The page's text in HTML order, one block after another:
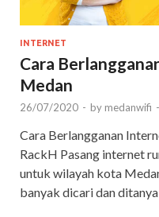
INTERNET
Cara
Medan
26/07/2020 - by medanwifi -
Cara Berlangganan
RackH Pasang internet
untuk wilayah kota
banyak dicari dan